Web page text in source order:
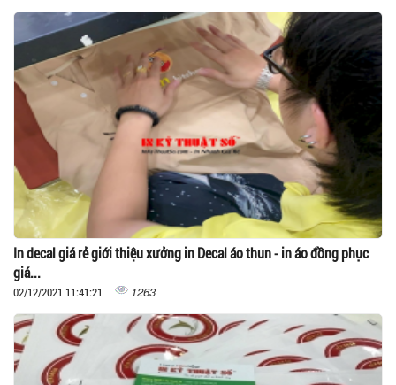
In decal giá rẻ giới thiệu xưởng in Decal áo thun - in áo đồng phục
giá...
02/12/2021 11:41:21 1263